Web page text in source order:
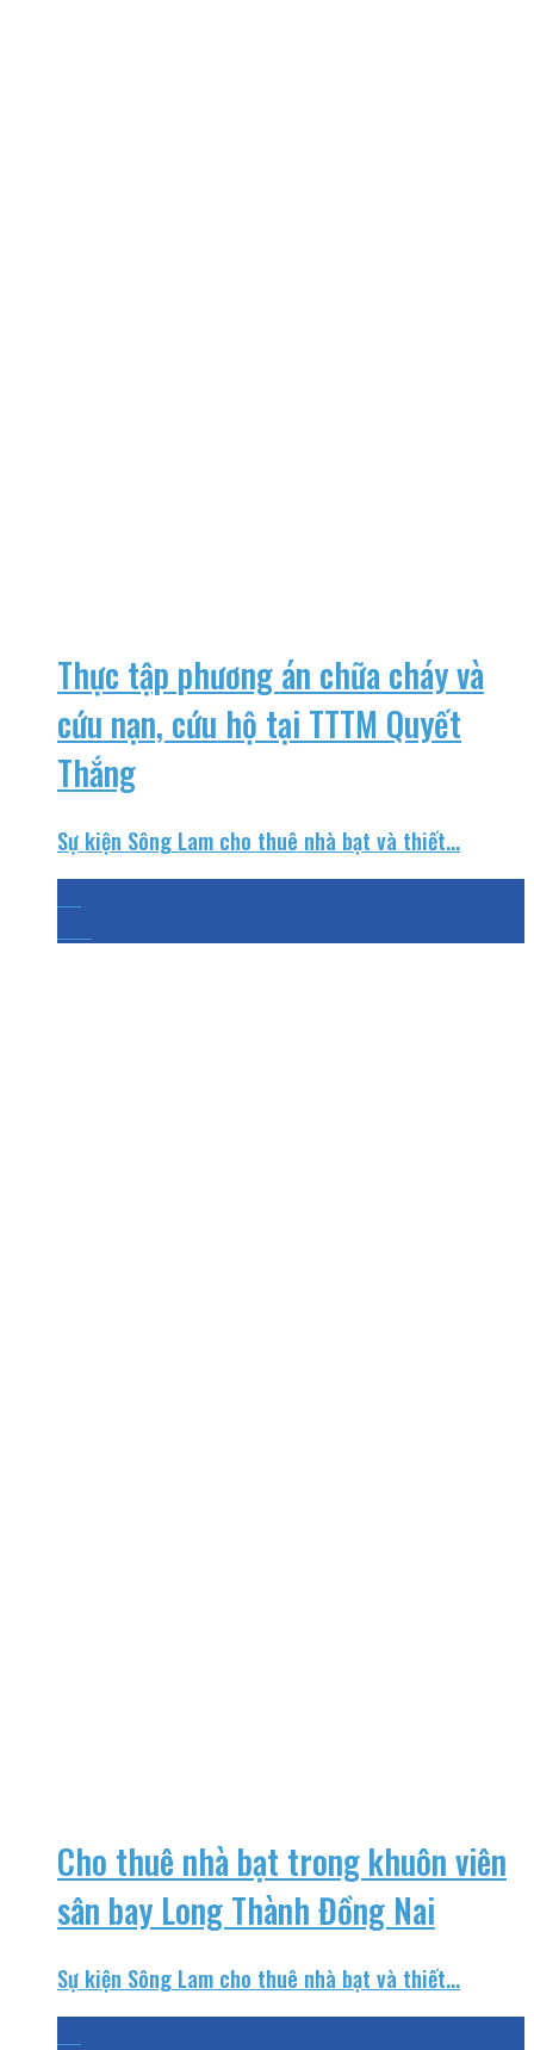
Thực tập phương án chữa cháy và
cứu nạn, cứu hộ tại TTTM Quyết
Thắng
Sự kiện Sông Lam cho thuê nhà bạt và thiết...
Cho thuê nhà bạt trong khuôn viên
sân bay Long Thành Đồng Nai
Sự kiện Sông Lam cho thuê nhà bạt và thiết...